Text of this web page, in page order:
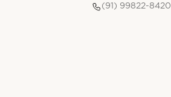
(91) 99822-8420